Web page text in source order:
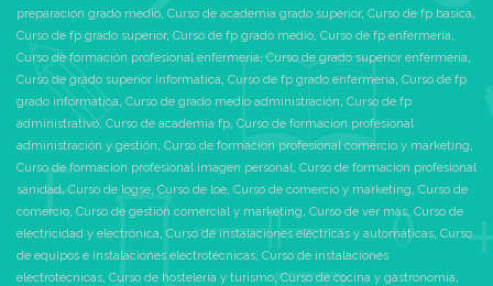
preparacion grado medio, Curso de academia grado superior, Curso de fp basica,
Curso de fp grado superior, Curso de fp grado medio, Curso de fp enfermeria,
Curso de formación profesional enfermeria,Curso de grado superior enfermeria,
Curso de grado superior informatica, Curso de fp grado enfermeria, Curso de fp
grado informatica, Curso de grado medio administración, Curso de fp
administrativo, Curso de academia fp, Curso de formacion profesional
administración y gestión, Curso de formacion profesional comercio y marketing,
Curso de formacion profesional imagen personal, Curso de formacion profesional
sanidad,Curso de logse, Curso de loe, Curso de comercio y marketing, Curso de
comercio, Curso de gestión comercial y marketing, Curso de ver más, Curso de
electricidad y electrónica, Curso de instalaciones eléctricas y automáticas, Curso
de equipos e instalaciones electrotécnicas, Curso de instalaciones
electrotécnicas, Curso de hostelería y turismo,Curso de cocina y gastronomía,